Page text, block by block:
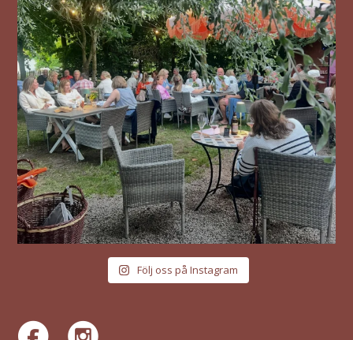
Följ oss på Instagram